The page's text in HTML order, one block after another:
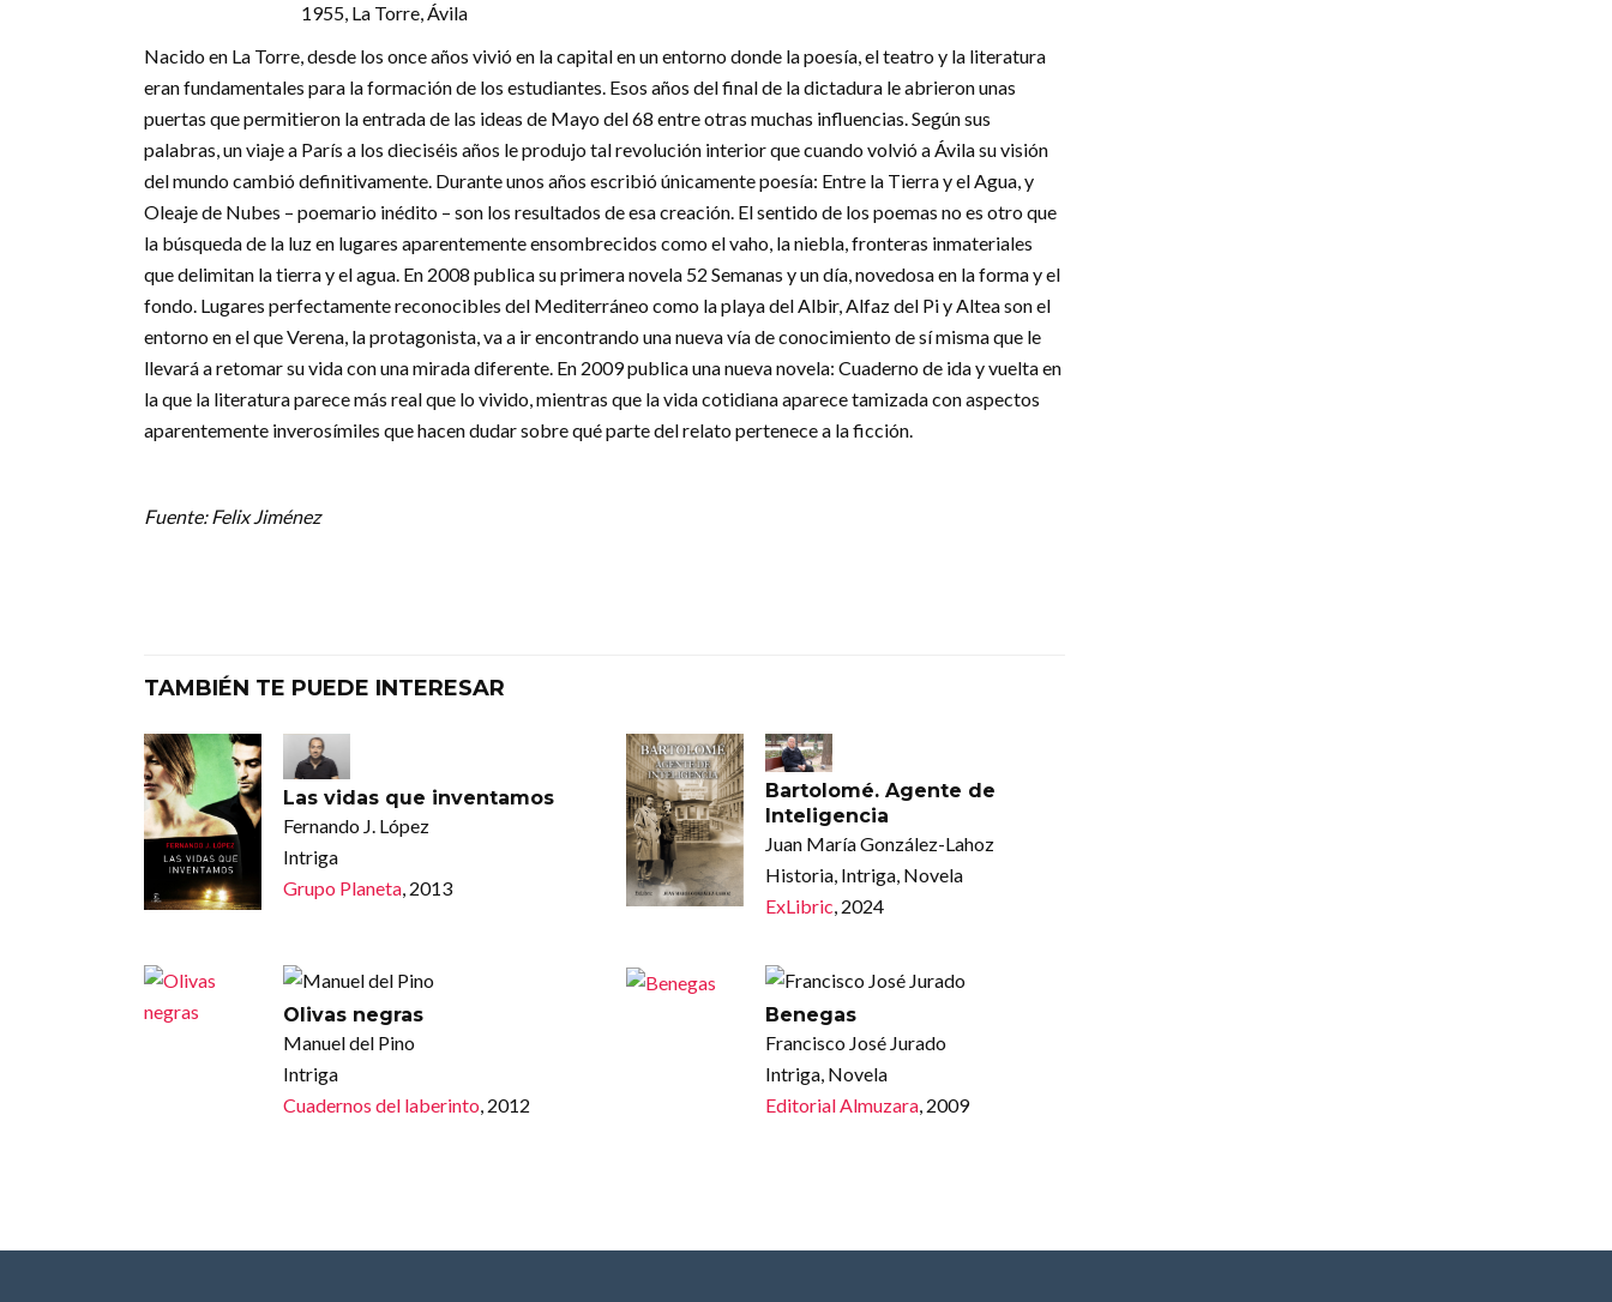
1955, La Torre, Ávila
Nacido en La Torre, desde los once años vivió en la capital en un entorno donde la poesía, el teatro y la literatura
eran fundamentales para la formación de los estudiantes. Esos años del final de la dictadura le abrieron unas
puertas que permitieron la entrada de las ideas de Mayo del 68 entre otras muchas influencias. Según sus
palabras, un viaje a París a los dieciséis años le produjo tal revolución interior que cuando volvió a Ávila su visión
del mundo cambió definitivamente. Durante unos años escribió únicamente poesía: Entre la Tierra y el Agua, y
Oleaje de Nubes – poemario inédito – son los resultados de esa creación. El sentido de los poemas no es otro que
la búsqueda de la luz en lugares aparentemente ensombrecidos como el vaho, la niebla, fronteras inmateriales
que delimitan la tierra y el agua. En 2008 publica su primera novela 52 Semanas y un día, novedosa en la forma y el
fondo. Lugares perfectamente reconocibles del Mediterráneo como la playa del Albir, Alfaz del Pi y Altea son el
entorno en el que Verena, la protagonista, va a ir encontrando una nueva vía de conocimiento de sí misma que le
llevará a retomar su vida con una mirada diferente. En 2009 publica una nueva novela: Cuaderno de ida y vuelta en
la que la literatura parece más real que lo vivido, mientras que la vida cotidiana aparece tamizada con aspectos
aparentemente inverosímiles que hacen dudar sobre qué parte del relato pertenece a la ficción.
Fuente: Felix Jiménez
TAMBIÉN TE PUEDE INTERESAR
Las vidas que inventamos
Fernando J. López
Intriga
Grupo Planeta, 2013
Bartolomé. Agente de
Inteligencia
Juan María González-Lahoz
Historia, Intriga, Novela
ExLibric, 2024
Olivas negras
Manuel del Pino
Intriga
Cuadernos del laberinto, 2012
Benegas
Francisco José Jurado
Intriga, Novela
Editorial Almuzara, 2009